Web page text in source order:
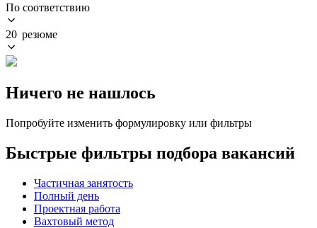
По соответствию
20 резюме
Ничего не нашлось
Попробуйте изменить формулировку или фильтры
Быстрые фильтры подбора вакансий
Частичная занятость
Полный день
Проектная работа
Вахтовый метод